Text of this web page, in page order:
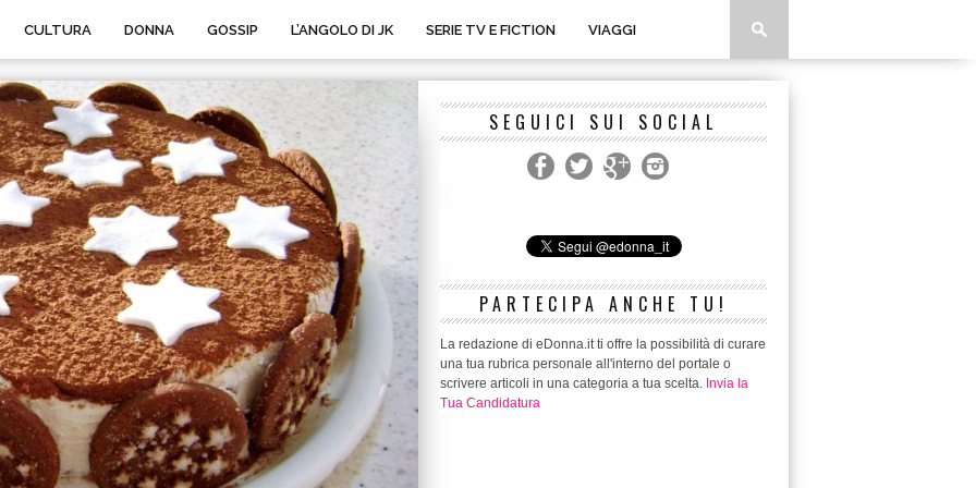
CULTURA DONNA GOSSIP L’ANGOLO DI JK SERIE TV E FICTION VIAGGI
SEGUICI SUI SOCIAL
PARTECIPA ANCHE TU!
La redazione di eDonna.it ti offre la possibilità di curare
una tua rubrica personale all'interno del portale o
scrivere articoli in una categoria a tua scelta. Invia la
Tua Candidatura